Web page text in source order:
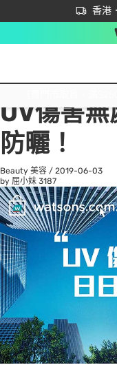
香港
立即
首次APP下
All
UV傷害
防曬！
Beauty 美容 / 2019-06-03
by 屈小妹 3187